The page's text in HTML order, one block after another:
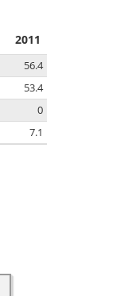
2011
56.4
53.4
0
7.1